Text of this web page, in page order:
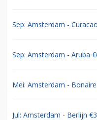
Sep: Amsterdam -
Sep: Amsterdam - Aruba
Mei: Amsterdam -
Jul: Amsterdam - Berlijn